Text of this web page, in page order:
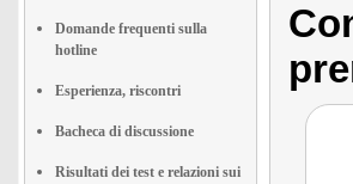
Domande frequenti sulla
hotline
Esperienza, riscontri
Bacheca di discussione
Risultati dei test e relazioni sui